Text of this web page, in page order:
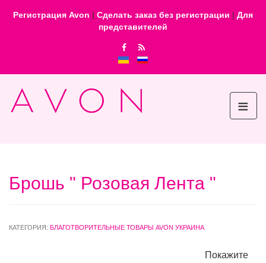
Регистрация Avon | Сделать заказ без регистрации | Для
представителей
≡
Брошь " Розовая Лента "
КАТЕГОРИЯ: БЛАГОТВОРИТЕЛЬНЫЕ ТОВАРЫ AVON УКРАИНА
Покажите